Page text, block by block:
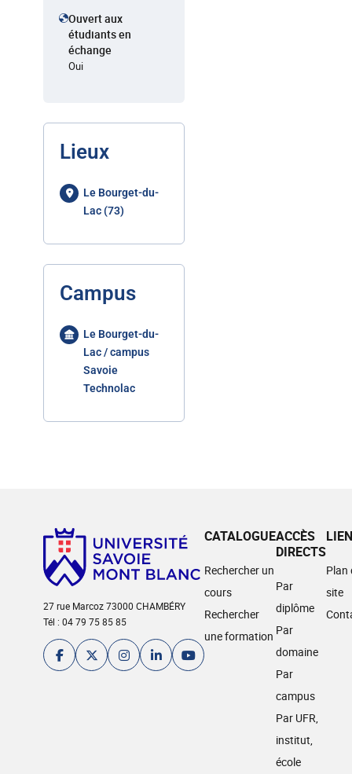
Ouvert aux
étudiants en
échange
Oui
Lieux
Le Bourget-du-
Lac (73)
Campus
Le Bourget-du-
Lac / campus
Savoie
Technolac
27 rue Marcoz 73000 CHAMBÉRY
Tél : 04 79 75 85 85
CATALOGUE
Rechercher un
cours
Rechercher
une formation
ACCÈS
DIRECTS
Par
diplôme
Par
domaine
Par
campus
Par UFR,
institut,
école
Plan
site